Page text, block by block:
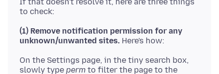
(1) Remove notification permission for any
unknown/unwanted sites.
On the Settings page, in the tiny search box,
slowly type perm to filter the page to the